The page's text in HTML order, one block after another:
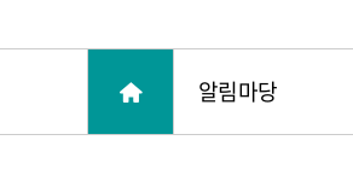
알림마당